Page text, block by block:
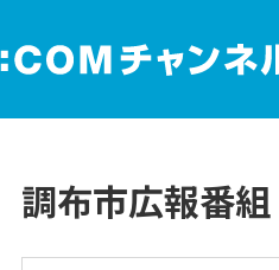
調布市広報番組